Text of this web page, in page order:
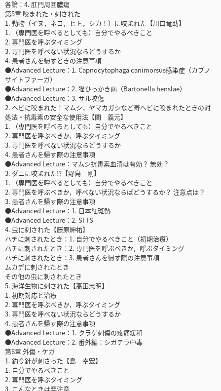
各論：4. 肛門周囲膿瘍
第5章 咬まれた・刺された
1. 動物（イヌ，ネコ，ヒト，シカ！）に咬まれた【川口竜助】
1. （専門医を呼べるとしても）自分でやるべきこと
2. 専門医を呼ぶタイミング
3. 専門医を呼べない状況ならどうするか
4. 患者さんを帰すときの注意事項
●Advanced Lecture：1. Capnocytophaga canimorsus感染症（カプノ
サイトファーガ）
●Advanced Lecture：2. 猫ひっかき病（Bartonella henslae）
●Advanced Lecture：3. サル咬傷
2. ヘビに咬まれた！マムシ，ヤマカガシなど毒ヘビに咬まれたときの対
処法・抗毒素の安全な使用法【関 義元】
1. （専門医を呼べるとしても）自分でやるべきこと
2. 専門医を呼ぶべきか，呼ぶタイミング
3. 専門医を呼べない状況ならどうするか
4. 患者さんを帰す際の注意事項
●Advanced Lecture：マムシ抗毒素血清は有効？ 無効？
3. ダニに咬まれた!?【野島 剛】
1. （専門医を呼べるとしても）自分でやるべきこと
2. 専門医を呼ぶべきか，呼べない状況ならばどうするか？ 注意点は？
3. 患者さんを帰す際の注意事項
●Advanced Lecture：1. 日本紅斑熱
●Advanced Lecture：2. SFTS
4. 虫に刺された【藤原紳祐】
ハチに刺されたとき：1. 自分でやるべきこと（初期治療）
ハチに刺されたとき：2. 専門医を呼ぶべきか，呼ぶタイミング
ハチに刺されたとき：3. 患者さんを帰す際の注意事項
ムカデに刺されたとき
その他の虫に刺されたとき
5. 海洋生物に刺された【髙田忠明】
1. 初期対応と治療
2. 専門医を呼ぶべきか，呼ぶタイミング
3. 専門医を呼べない状況ならどうするか
4. 患者さんを帰す際の注意事項
●Advanced Lecture：1. クラゲ刺傷の疼痛緩和
●Advanced Lecture：2. 番外編：シガテラ中毒
第6章 外傷・ケガ
1. 釣り針が刺さった【島 幸宏】
1. 自分でやるべきこと
2. 専門医を呼ぶタイミング
3. こんなときは要注意